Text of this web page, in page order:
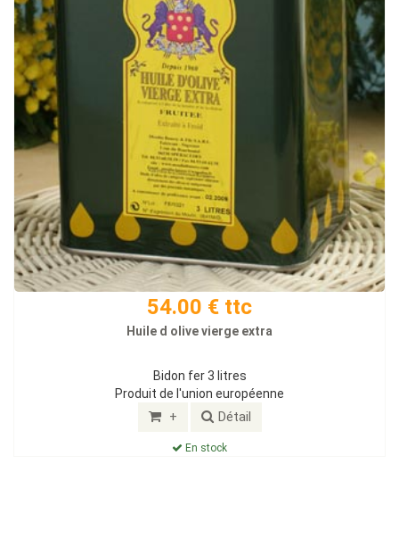
54.00 € ttc
Huile d olive vierge extra
Bidon fer 3 litres
Produit de l'union européenne
+ Détail
En stock